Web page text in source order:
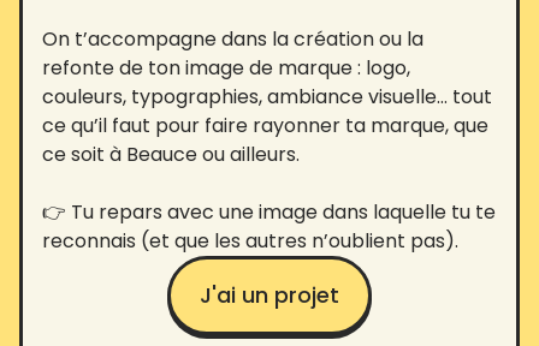
On t’accompagne dans la création ou la
refonte de ton image de marque : logo,
couleurs, typographies, ambiance visuelle… tout
ce qu’il faut pour faire rayonner ta marque, que
ce soit à Beauce ou ailleurs.
👉 Tu repars avec une image dans laquelle tu te
reconnais (et que les autres n’oublient pas).
J'ai un projet